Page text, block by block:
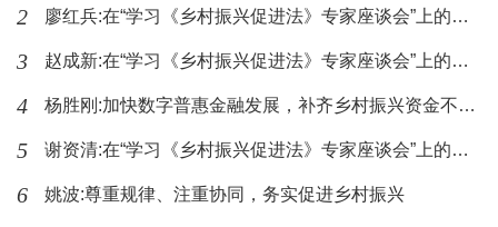
《乡村振兴促进法》鼓励社会资本到乡村发展与农民利
益联结型项目，鼓励城市居民到乡村旅游、休闲度假、
养生养老等，但不得破坏乡村生态环境，不得损害农村
集体经济组织及其成员的合法权益。在产业发展部分的
2 廖红兵:在“学习《乡村振兴促进法》专家座谈会”上的发言
3 赵成新:在“学习《乡村振兴促进法》专家座谈会”上的主持词
4 杨胜刚:加快数字普惠金融发展，补齐乡村振兴资金不足的短板
5 谢资清:在“学习《乡村振兴促进法》专家座谈会”上的致辞
6 姚波:尊重规律、注重协同，务实促进乡村振兴